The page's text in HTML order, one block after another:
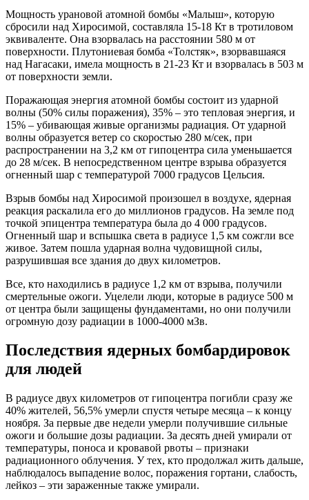
Мощность урановой атомной бомбы «Малыш», которую
сбросили над Хиросимой, составляла 15-18 Кт в тротиловом
эквиваленте. Она взорвалась на расстоянии 580 м от
поверхности. Плутониевая бомба «Толстяк», взорвавшаяся
над Нагасаки, имела мощность в 21-23 Кт и взорвалась в 503 м
от поверхности земли.
Поражающая энергия атомной бомбы состоит из ударной
волны (50% силы поражения), 35% – это тепловая энергия, и
15% – убивающая живые организмы радиация. От ударной
волны образуется ветер со скоростью 280 м/сек, при
распространении на 3,2 км от гипоцентра сила уменьшается
до 28 м/сек. В непосредственном центре взрыва образуется
огненный шар с температурой 7000 градусов Цельсия.
Взрыв бомбы над Хиросимой произошел в воздухе, ядерная
реакция раскалила его до миллионов градусов. На земле под
точкой эпицентра температура была до 4 000 градусов.
Огненный шар и вспышка света в радиусе 1,5 км сожгли все
живое. Затем пошла ударная волна чудовищной силы,
разрушившая все здания до двух километров.
Все, кто находились в радиусе 1,2 км от взрыва, получили
смертельные ожоги. Уцелели люди, которые в радиусе 500 м
от центра были защищены фундаментами, но они получили
огромную дозу радиации в 1000-4000 мЗв.
Последствия ядерных бомбардировок
для людей
В радиусе двух километров от гипоцентра погибли сразу же
40% жителей, 56,5% умерли спустя четыре месяца – к концу
ноября. За первые две недели умерли получившие сильные
ожоги и большие дозы радиации. За десять дней умирали от
температуры, поноса и кровавой рвоты – признаки
радиационного облучения. У тех, кто продолжал жить дальше,
наблюдалось выпадение волос, поражения гортани, слабость,
лейкоз – эти зараженные также умирали.